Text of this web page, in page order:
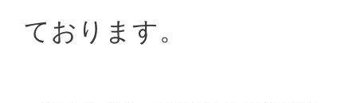
ております。